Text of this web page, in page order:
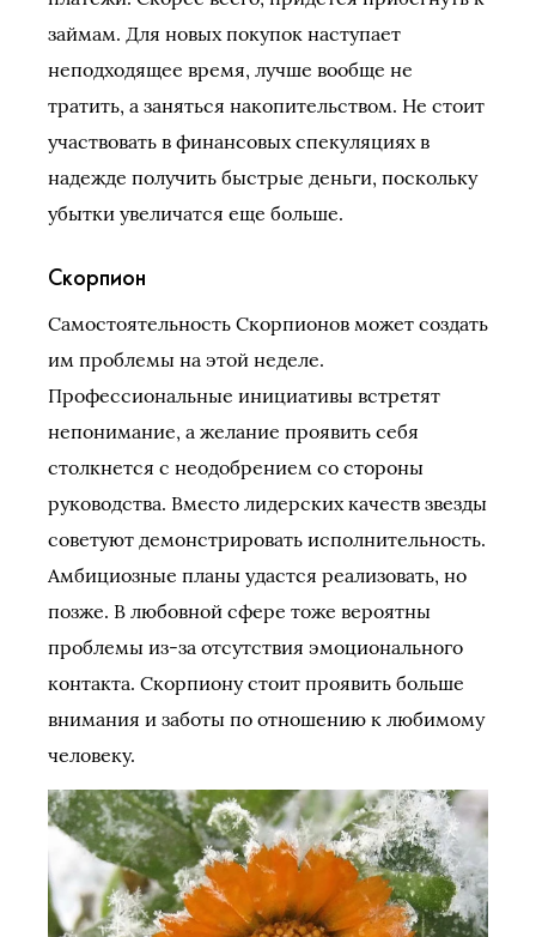
займам. Для новых покупок наступает
неподходящее время, лучше вообще не
тратить, а заняться накопительством. Не стоит
участвовать в финансовых спекуляциях в
надежде получить быстрые деньги, поскольку
убытки увеличатся еще больше.
Скорпион
Самостоятельность Скорпионов может создать
им проблемы на этой неделе.
Профессиональные инициативы встретят
непонимание, а желание проявить себя
столкнется с неодобрением со стороны
руководства. Вместо лидерских качеств звезды
советуют демонстрировать исполнительность.
Амбициозные планы удастся реализовать, но
позже. В любовной сфере тоже вероятны
проблемы из-за отсутствия эмоционального
контакта. Скорпиону стоит проявить больше
внимания и заботы по отношению к любимому
человеку.